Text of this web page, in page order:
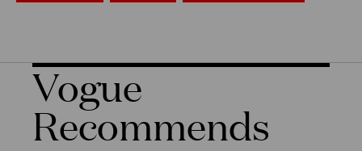
Vogue
Recommends